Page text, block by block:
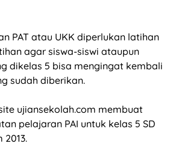
PAT atau UKK diperlukan latihan
agar siswa-siswi ataupun
dikelas 5 bisa mengingat kembali
sudah diberikan.
ujiansekolah.com membuat
pelajaran PAI untuk kelas 5 SD
2013.